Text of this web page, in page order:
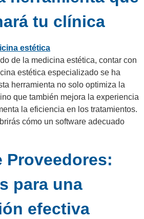
tu clínica
de la medicina estética, contar con
estética especializado se ha
herramienta no solo optimiza la
que también mejora la experiencia
la eficiencia en los tratamientos.
cómo un software adecuado
Proveedores:
para una
efectiva